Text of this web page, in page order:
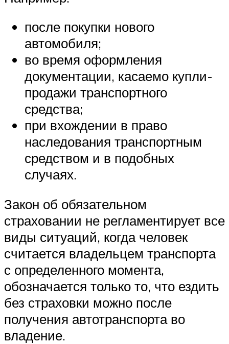
после покупки нового
автомобиля;
во время оформления
документации, касаемо купли-
продажи транспортного
средства;
при вхождении в право
наследования транспортным
средством и в подобных
случаях.
Закон об обязательном
страховании не регламентирует все
виды ситуаций, когда человек
считается владельцем транспорта
с определенного момента,
обозначается только то, что ездить
без страховки можно после
получения автотранспорта во
владение.